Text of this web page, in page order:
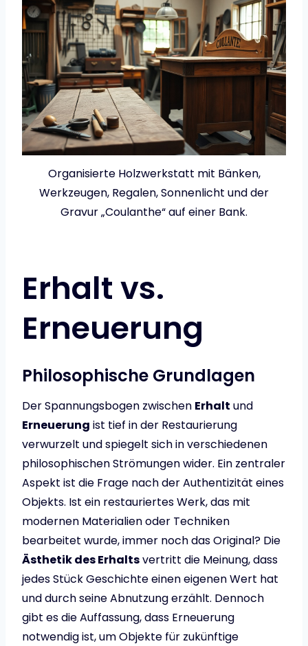
Organisierte Holzwerkstatt mit Bänken,
Werkzeugen, Regalen, Sonnenlicht und der
Gravur „Coulanthe“ auf einer Bank.
Erhalt vs.
Erneuerung
Philosophische Grundlagen
Der Spannungsbogen zwischen Erhalt und
Erneuerung ist tief in der Restaurierung
verwurzelt und spiegelt sich in verschiedenen
philosophischen Strömungen wider. Ein zentraler
Aspekt ist die Frage nach der Authentizität eines
Objekts. Ist ein restauriertes Werk, das mit
modernen Materialien oder Techniken
bearbeitet wurde, immer noch das Original? Die
Ästhetik des Erhaltsvertritt die Meinung, dass
jedes Stück Geschichte einen eigenen Wert hat
und durch seine Abnutzung erzählt. Dennoch
gibt es die Auffassung, dass Erneuerung
notwendig ist, um Objekte für zukünftige